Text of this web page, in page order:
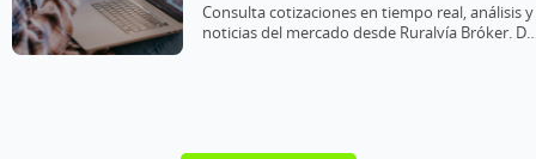
Consulta cotizaciones en tiempo real, análisis y
noticias del mercado desde Ruralvía Bróker. Da